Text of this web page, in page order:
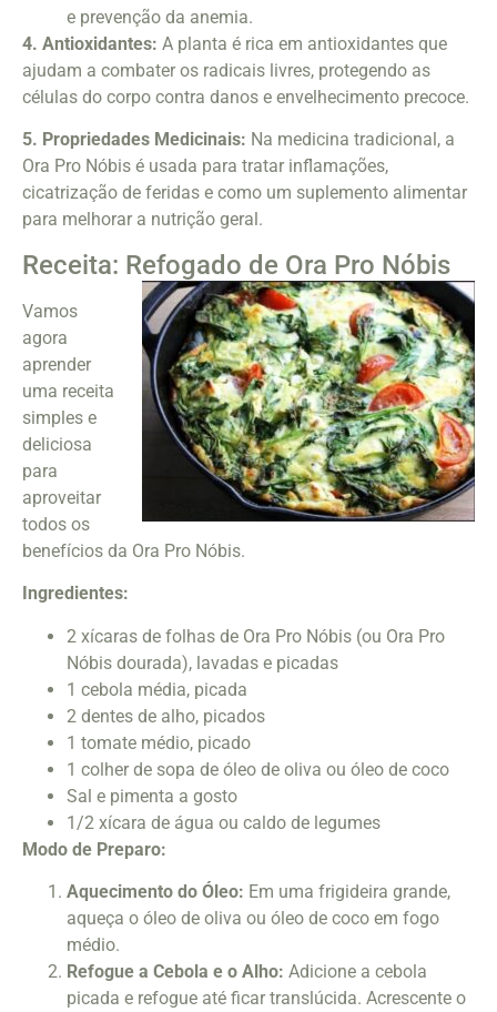
e prevenção da anemia.
4. Antioxidantes: A planta é rica em antioxidantes que
ajudam a combater os radicais livres, protegendo as
células do corpo contra danos e envelhecimento precoce.
5. Propriedades Medicinais: Na medicina tradicional, a
Ora Pro Nóbis é usada para tratar inflamações,
cicatrização de feridas e como um suplemento alimentar
para melhorar a nutrição geral.
Receita: Refogado de Ora Pro Nóbis
Vamos
agora
aprender
uma receita
simples e
deliciosa
para
aproveitar
todos os
benefícios da Ora Pro Nóbis.
Ingredientes:
2 xícaras de folhas de Ora Pro Nóbis (ou Ora Pro
Nóbis dourada), lavadas e picadas
1 cebola média, picada
2 dentes de alho, picados
1 tomate médio, picado
1 colher de sopa de óleo de oliva ou óleo de coco
Sal e pimenta a gosto
1/2 xícara de água ou caldo de legumes
Modo de Preparo:
Aquecimento do Óleo: Em uma frigideira grande,
aqueça o óleo de oliva ou óleo de coco em fogo
médio.
Refogue a Cebola e o Alho: Adicione a cebola
picada e refogue até ficar translúcida. Acrescente o